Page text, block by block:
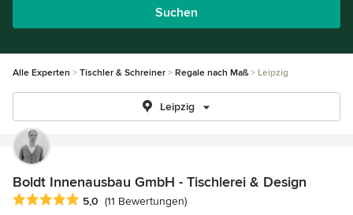
Suchen
Alle Experten Tischler & Schreiner Regale nach Maß Leipzig
Leipzig
Boldt Innenausbau GmbH - Tischlerei & Design
Durchschnittliche Bewertung: 5 von 5 Sternen
5,0 (11 Bewertungen)